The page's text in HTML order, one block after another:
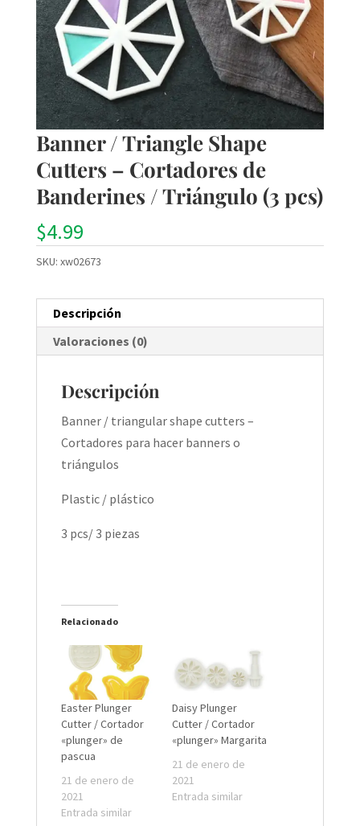
Banner / Triangle Shape
Cutters – Cortadores de
Banderines / Triángulo (3 pcs)
$4.99
SKU: xw02673
Descripción
Valoraciones (0)
Descripción
Banner / triangular shape cutters –
Cortadores para hacer banners o
triángulos
Plastic / plástico
3 pcs/ 3 piezas
Relacionado
Easter Plunger
Cutter / Cortador
«plunger» de
pascua
21 de enero de
2021
Entrada similar
Daisy Plunger
Cutter / Cortador
«plunger» Margarita
21 de enero de
2021
Entrada similar